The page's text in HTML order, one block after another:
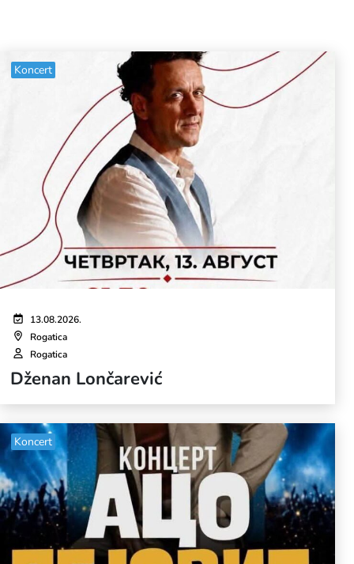
Koncert
13.08.2026.
Rogatica
Rogatica
Dženan Lončarević
Koncert